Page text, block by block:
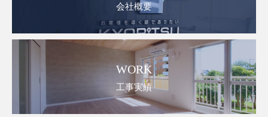
会社概要
WORK
工事実績